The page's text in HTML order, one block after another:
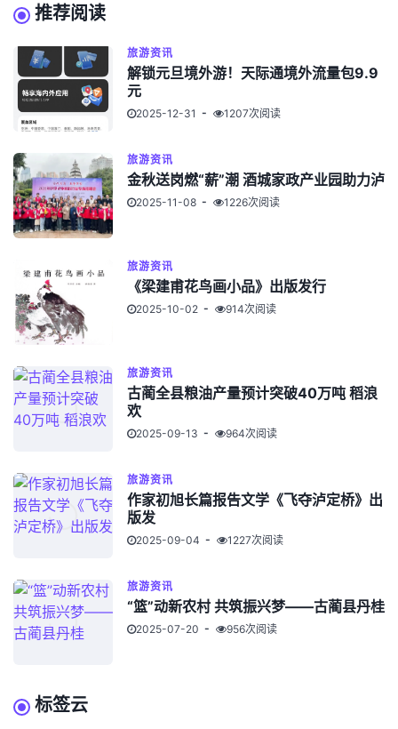
推荐阅读
旅游资讯
解锁元旦境外游！天际通境外流量包9.9
元
2025-12-31 1207次阅读
旅游资讯
金秋送岗燃“薪”潮 酒城家政产业园助力泸
2025-11-08 1226次阅读
旅游资讯
《梁建甫花鸟画小品》出版发行
2025-10-02 914次阅读
旅游资讯
古蔺全县粮油产量预计突破40万吨 稻浪
欢
2025-09-13 964次阅读
旅游资讯
作家初旭长篇报告文学《飞夺泸定桥》出
版发
2025-09-04 1227次阅读
旅游资讯
“篮”动新农村 共筑振兴梦——古蔺县丹桂
2025-07-20 956次阅读
标签云